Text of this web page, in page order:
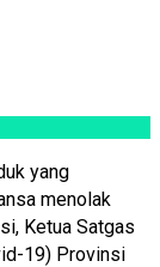
yang
menolak
Ketua Satgas
19) Provinsi